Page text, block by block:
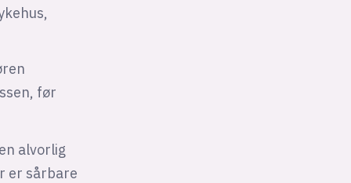
før
alvorlig
er sårbare